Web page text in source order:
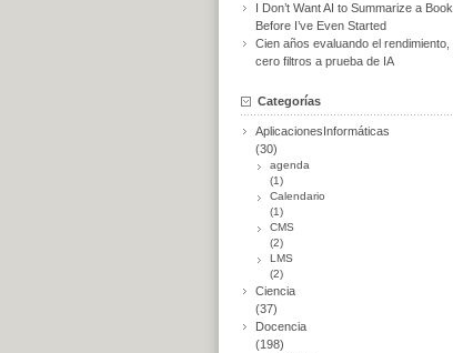
I Don’t Want AI to Summarize a Book
Before I’ve Even Started
Cien años evaluando el rendimiento,
cero filtros a prueba de IA
Categorías
AplicacionesInformáticas
(30)
agenda
(1)
Calendario
(1)
CMS
(2)
LMS
(2)
Ciencia
(37)
Docencia
(198)